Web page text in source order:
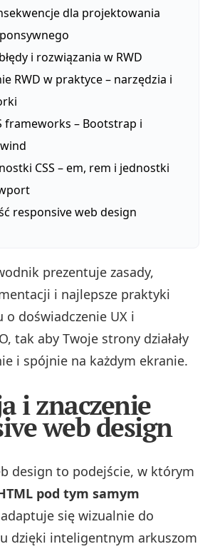
dla projektowania
i rozwiązania w RWD
RWD w praktyce – narzędzia i
frameworks – Bootstrap i
CSS – em, rem i jednostki
responsive web design
prezentuje zasady,
i najlepsze praktyki
o doświadczenie UX i
tak aby Twoje strony działały
i spójnie na każdym ekranie.
i znaczenie
web design
design to podejście, w którym
pod tym samym
adaptuje się wizualnie do
dzięki inteligentnym arkuszom